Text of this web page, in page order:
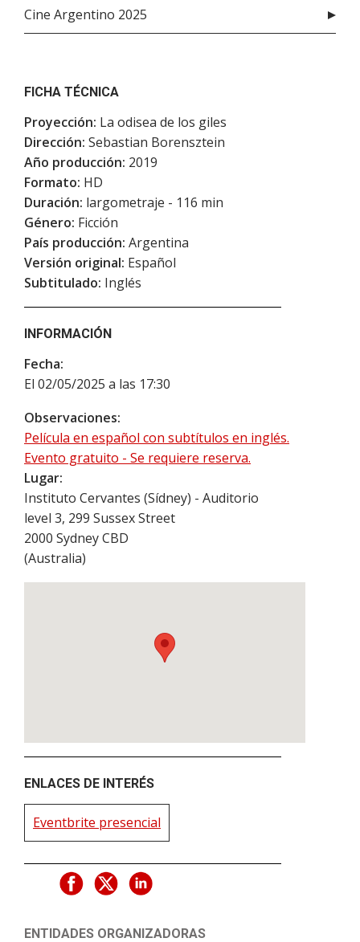
Cine Argentino 2025
FICHA TÉCNICA
Proyección: La odisea de los giles
Dirección: Sebastian Borensztein
Año producción: 2019
Formato: HD
Duración: largometraje - 116 min
Género: Ficción
País producción: Argentina
Versión original: Español
Subtitulado: Inglés
INFORMACIÓN
Fecha:
El 02/05/2025 a las 17:30
Observaciones:
Película en español con subtítulos en inglés.
Evento gratuito - Se requiere reserva.
Lugar:
Instituto Cervantes (Sídney) - Auditorio
level 3, 299 Sussex Street
2000 Sydney CBD
(Australia)
ENLACES DE INTERÉS
Eventbrite presencial
ENTIDADES ORGANIZADORAS